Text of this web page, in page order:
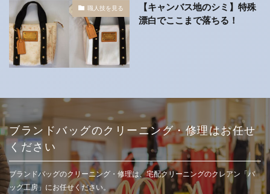
職人技を見る
【キャンバス地のシミ】特殊
漂白でここまで落ちる！
ブランドバッグのクリーニング・修理はお任せ
ください
ブランドバッグのクリーニング・修理は、宅配クリーニングのクレアン「バ
ッグ工房」にお任せください。